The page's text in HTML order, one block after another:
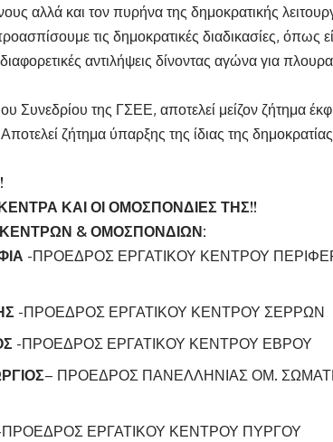
αλλά και τον πυρήνα της δημοκρατικής
τις δημοκρατικές διαδικασίες, όπως
αντιλήψεις δίνοντας αγώνα για
Συνεδρίου της ΓΣΕΕ, αποτελεί μείζον ζήτημα
ζήτημα ύπαρξης της ίδιας της δημοκρατίας
ΚΑΙ ΟΙ ΟΜΟΣΠΟΝΔΙΕΣ ΤΗΣ!!
& ΟΜΟΣΠΟΝΔΙΩΝ:
-ΠΡΟΕΔΡΟΣ ΕΡΓΑΤΙΚΟΥ ΚΕΝΤΡΟΥ
-ΠΡΟΕΔΡΟΣ ΕΡΓΑΤΙΚΟΥ ΚΕΝΤΡΟΥ ΣΕΡΡΩΝ
-ΠΡΟΕΔΡΟΣ ΕΡΓΑΤΙΚΟΥ ΚΕΝΤΡΟΥ ΕΒΡΟΥ
– ΠΡΟΕΔΡΟΣ ΠΑΝΕΛΛΗΝΙΑΣ ΟΜ.
ΠΡΟΕΔΡΟΣ ΕΡΓΑΤΙΚΟΥ ΚΕΝΤΡΟΥ ΠΥΡΓΟΥ